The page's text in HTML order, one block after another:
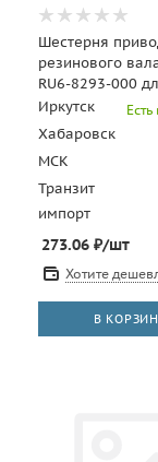
Шестерня
резинового
RU6-8293-000
LaserJet Pro MFP
M521/M525 (CET),
CET2732
Иркутск
Хабаровск
МСК
Транзит
импорт
273.06 ₽/шт
Хотите
В